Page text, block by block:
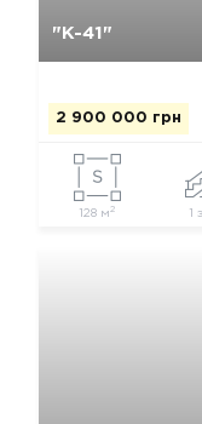
"К-41"
2 900 000 грн
128 м2 1